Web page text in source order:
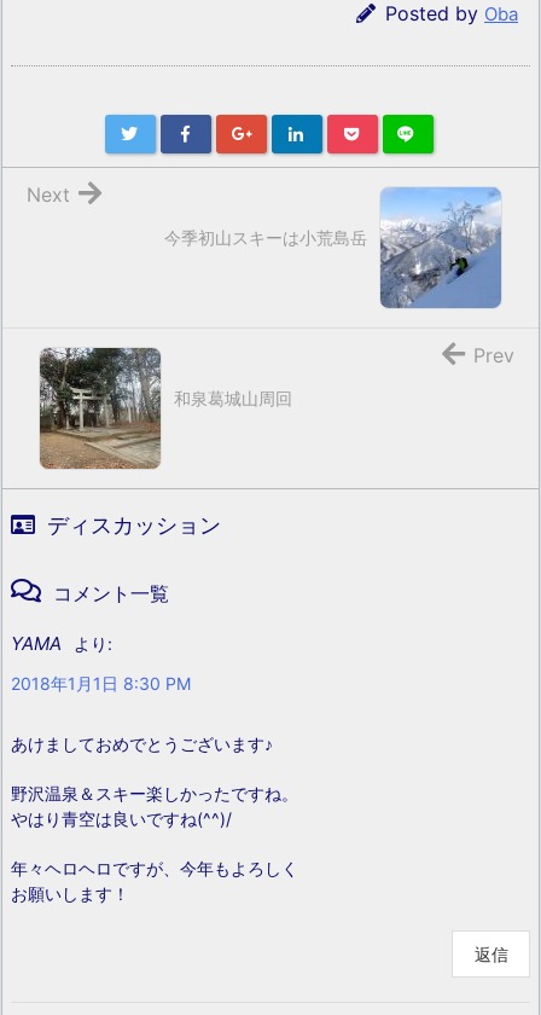
Posted by Oba
今季初山スキーは小荒島岳
Next
和泉葛城山周回
Prev
ディスカッション
コメント一覧
YAMA
より:
2018年1月1日 8:30 PM
あけましておめでとうございます♪
野沢温泉＆スキー楽しかったですね。
やはり青空は良いですね(^^)/
年々ヘロヘロですが、今年もよろしく
お願いします！
返信